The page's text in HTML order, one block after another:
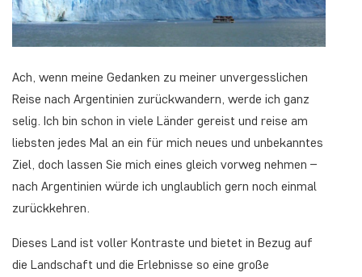
Ach, wenn meine Gedanken zu meiner unvergesslichen
Reise nach Argentinien zurückwandern, werde ich ganz
selig. Ich bin schon in viele Länder gereist und reise am
liebsten jedes Mal an ein für mich neues und unbekanntes
Ziel, doch lassen Sie mich eines gleich vorweg nehmen –
nach Argentinien würde ich unglaublich gern noch einmal
zurückkehren.
Dieses Land ist voller Kontraste und bietet in Bezug auf
die Landschaft und die Erlebnisse so eine große